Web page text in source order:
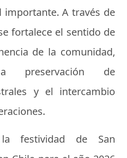
importante. A través de
fortalece el sentido de
de la comunidad,
preservación de
y el intercambio
festividad de San